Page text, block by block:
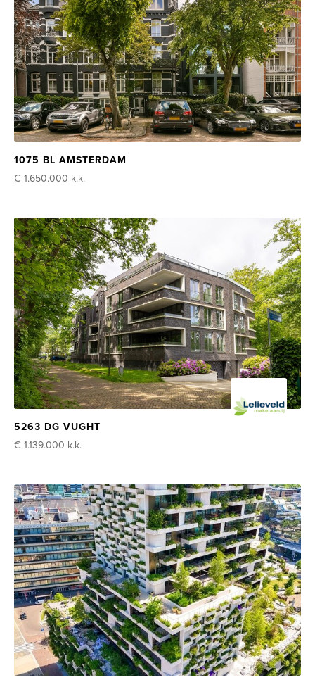
1075 BL AMSTERDAM
€ 1.650.000 k.k.
5263 DG VUGHT
€ 1.139.000 k.k.